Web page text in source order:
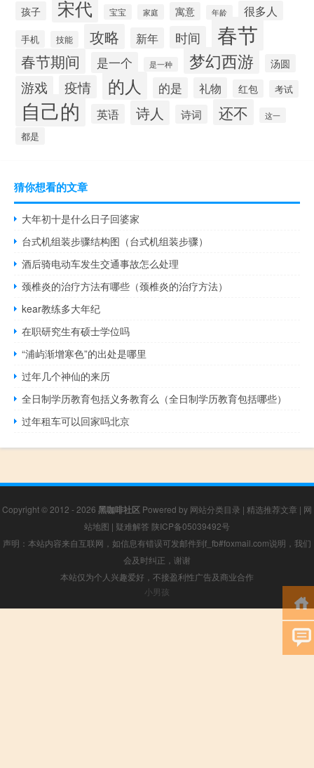
孩子 宋代 宝宝 家庭 寓意 年龄 很多人
手机 技能 攻略 新年 时间 春节
春节期间 是一个 是一种 梦幻西游 汤圆
游戏 疫情 的人 的是 礼物 红包 考试
自己的 英语 诗人 诗词 还不 这一
都是
猜你想看的文章
大年初十是什么日子回婆家
台式机组装步骤结构图（台式机组装步骤）
酒后骑电动车发生交通事故怎么处理
颈椎炎的治疗方法有哪些（颈椎炎的治疗方法）
kear教练多大年纪
在职研究生有硕士学位吗
“浦屿渐增寒色”的出处是哪里
过年几个神仙的来历
全日制学历教育包括义务教育么（全日制学历教育包括哪些）
过年租车可以回家吗北京
Copyright © 2012 - 2026 黑咖啡社区 Powered by 网站分类目录 | 精选推荐文章 | 网
站地图 | 疑难解答 陕ICP备05039492号
声明：本站内容来自互联网，如信息有错误可发邮件到f_fb#foxmail.com说明，我们
会及时纠正，谢谢
本站仅为个人兴趣爱好，不接盈利性广告及商业合作
小男孩